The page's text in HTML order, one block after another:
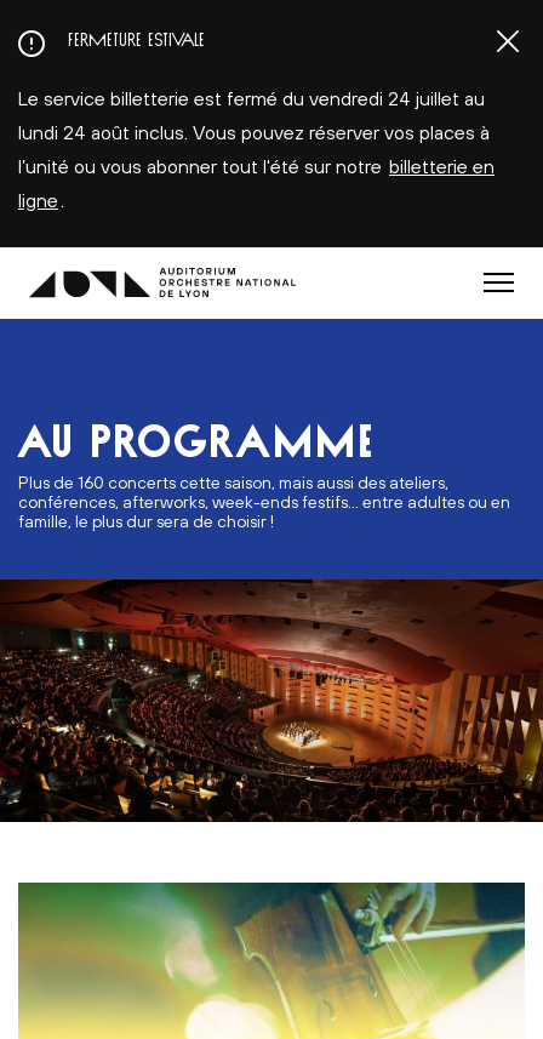
au
principal
FERMETURE ESTIVALE
Le service billetterie est fermé du vendredi 24 juillet au
lundi 24 août inclus. Vous pouvez réserver vos places à
l’unité ou vous abonner tout l'été sur notre billetterie en
ligne
Menu
AU PROGRAMME
Plus de 160 concerts cette saison, mais aussi des ateliers,
conférences, afterworks, week-ends festifs... entre adultes ou en
famille, le plus dur sera de choisir !